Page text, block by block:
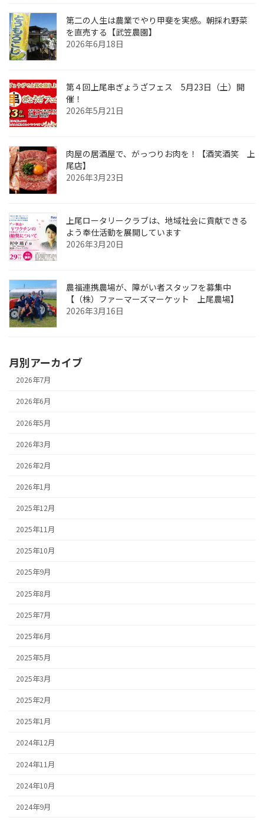
第二の人生は農業でやり甲斐を実感。朝採れ野菜
を直売する【武笠農園】
2026年6月18日
第４回上尾串ぎょうざフェス 5月23日（土）開
催！
2026年5月21日
肉屋の居酒屋で、がっつりお肉を！【酒笑酒笑 上
尾店】
2026年3月23日
上尾ロータリークラブは、地域社会に貢献できる
よう奉仕活動を展開しています
2026年3月20日
農福連携農場が、障がい者スタッフを募集中
【（株）ファーマーズマーケット 上尾農場】
2026年3月16日
月別アーカイブ
2026年7月
2026年6月
2026年5月
2026年3月
2026年2月
2026年1月
2025年12月
2025年11月
2025年10月
2025年9月
2025年8月
2025年7月
2025年6月
2025年5月
2025年3月
2025年2月
2025年1月
2024年12月
2024年11月
2024年10月
2024年9月